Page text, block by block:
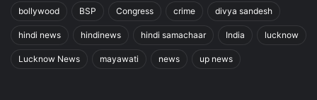
bollywood BSP Congress crime divya sandesh
hindi news hindinews hindi samachaar India lucknow
Lucknow News mayawati news up news